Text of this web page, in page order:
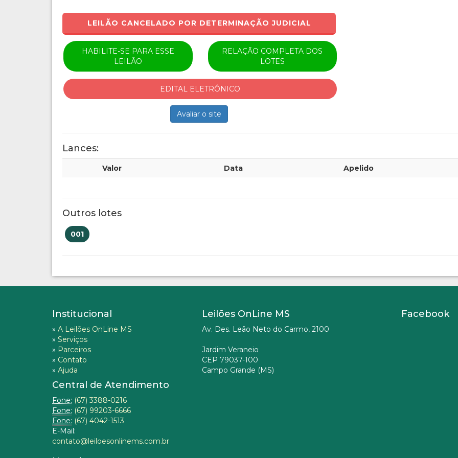
LEILÃO CANCELADO POR DETERMINAÇÃO JUDICIAL
HABILITE-SE PARA ESSE
LEILÃO
RELAÇÃO COMPLETA DOS
LOTES
EDITAL ELETRÔNICO
Avaliar o site
Lances:
Valor Data Apelido
Outros lotes
001
Institucional
» A Leilões OnLine MS
» Serviços
» Parceiros
» Contato
» Ajuda
Central de Atendimento
Fone: (67) 3388-0216
Fone: (67) 99203-6666
Fone: (67) 4042-1513
E-Mail:
contato@leiloesonlinems.com.br
Leilões OnLine MS
Av. Des. Leão Neto do Carmo, 2100
Jardim Veraneio
CEP 79037-100
Campo Grande (MS)
Facebook